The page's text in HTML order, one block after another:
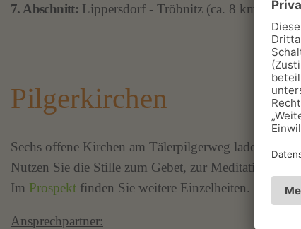
7. Abschnitt: Lippersdorf - Tröbnitz (ca. 8 km)
Pilgerkirchen
Sechs offene Kirchen am Tälerpilgerweg laden in
Nutzen Sie die Stille zum Gebet, zur Meditation oder
Im Prospekt finden Sie weitere Einzelheiten.
Ansprechpartner: